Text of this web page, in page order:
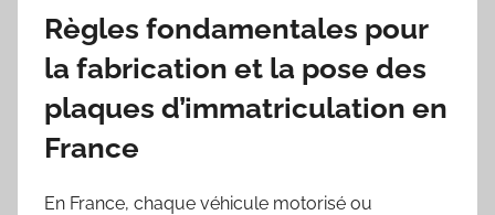
Règles fondamentales pour
la fabrication et la pose des
plaques d’immatriculation en
France
En France, chaque véhicule motorisé ou